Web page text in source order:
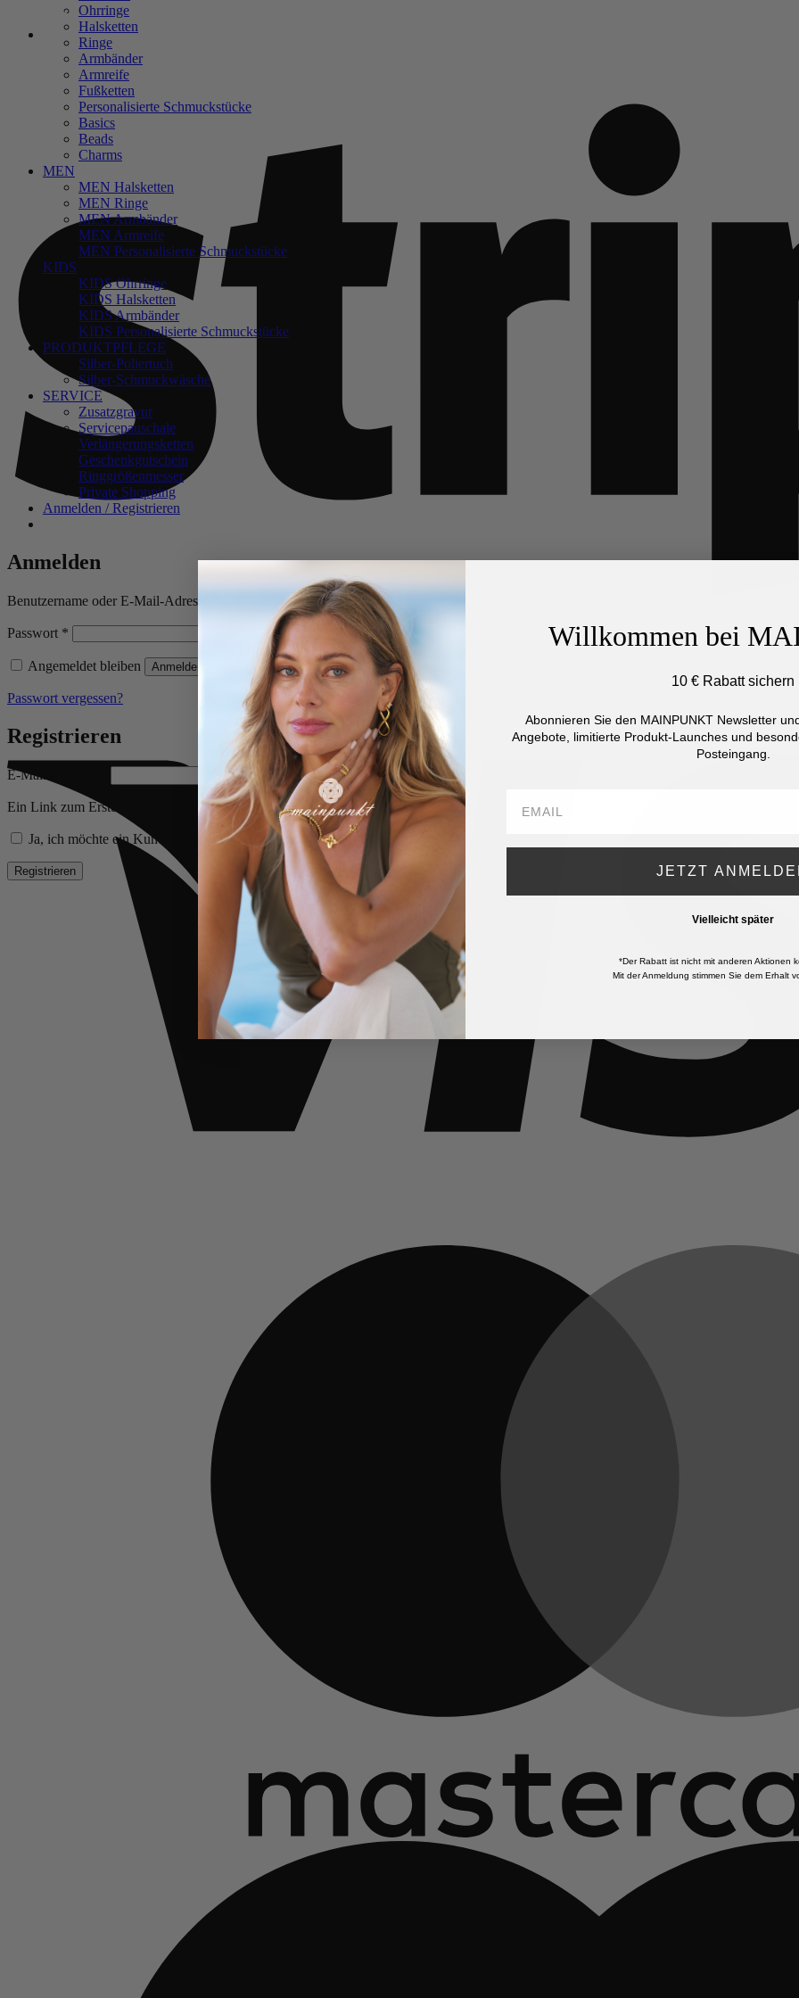
0
Ohrringe
Halsketten
Ringe
Armbänder
Armreife
Fußketten
Personalisierte Schmuckstücke
Basics
Beads
Charms
MEN
MEN Halsketten
MEN Ringe
MEN Armbänder
MEN Armreife
MEN Personalisierte Schmuckstücke
KIDS
KIDS Ohrringe
KIDS Halsketten
KIDS Armbänder
KIDS Personalisierte Schmuckstücke
PRODUKTPFLEGE
Silber-Poliertuch
Silber-Schmuckwäsche
SERVICE
Zusatzgravur
Servicepauschale
Verlängerungsketten
Geschenkgutschein
Ringgrößenmesser
Private Shopping
Anmelden / Registrieren
Anmelden
Benutzername oder E-Mail-Adresse Erforderlich
Passwort *
Angemeldet bleiben Anmelden
Passwort vergessen?
Registrieren
E-Mail-Adresse
Ein Link zum Erstellen eines neuen Passworts wird an deine E-Mail-Adresse gesendet.
Ja, ich möchte ein Kundenkonto eröffnen und akzeptiere die Datenschutzerklärung
Registrieren
Willkommen bei
10 € Rabatt sichern
Abonnieren Sie den MAINPUNKT Newsletter
Angebote, limitierte Produkt-Launches und
Posteingang.
JETZT
Vielleicht später
*Der Rabatt ist nicht mit anderen Aktionen
Mit der Anmeldung stimmen Sie dem Erhalt